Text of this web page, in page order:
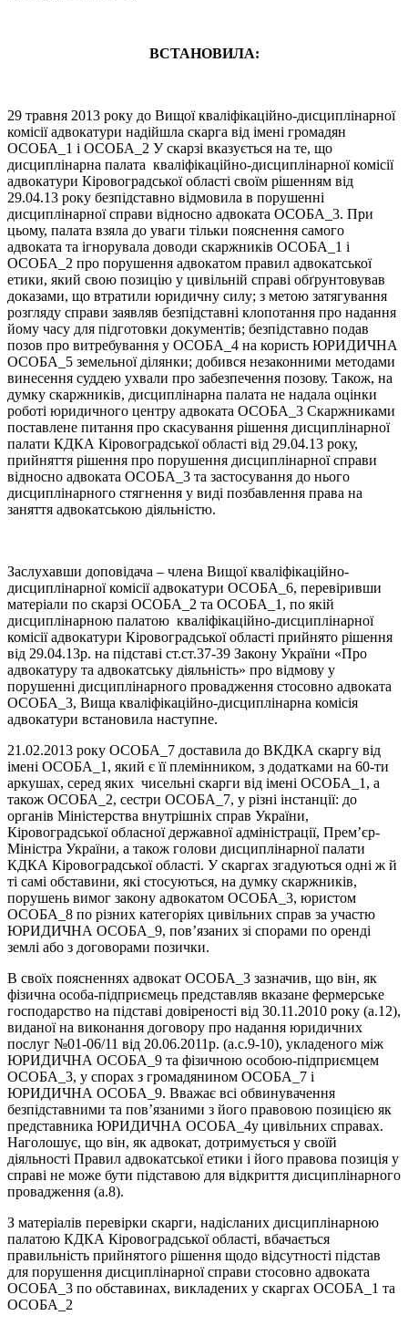
ВСТАНОВИЛА:
29 травня 2013 року до Вищої кваліфікаційно-дисциплінарної
комісії адвокатури надійшла скарга від імені громадян
ОСОБА_1 і ОСОБА_2 У скарзі вказується на те, що
дисциплінарна палата кваліфікаційно-дисциплінарної комісії
адвокатури Кіровоградської області своїм рішенням від
29.04.13 року безпідставно відмовила в порушенні
дисциплінарної справи відносно адвоката ОСОБА_3. При
цьому, палата взяла до уваги тільки пояснення самого
адвоката та ігнорувала доводи скаржників ОСОБА_1 і
ОСОБА_2 про порушення адвокатом правил адвокатської
етики, який свою позицію у цивільній справі обґрунтовував
доказами, що втратили юридичну силу; з метою затягування
розгляду справи заявляв безпідставні клопотання про надання
йому часу для підготовки документів; безпідставно подав
позов про витребування у ОСОБА_4 на користь ЮРИДИЧНА
ОСОБА_5 земельної ділянки; добився незаконними методами
винесення суддею ухвали про забезпечення позову. Також, на
думку скаржників, дисциплінарна палата не надала оцінки
роботі юридичного центру адвоката ОСОБА_3 Скаржниками
поставлене питання про скасування рішення дисциплінарної
палати КДКА Кіровоградської області від 29.04.13 року,
прийняття рішення про порушення дисциплінарної справи
відносно адвоката ОСОБА_3 та застосування до нього
дисциплінарного стягнення у виді позбавлення права на
заняття адвокатською діяльністю.
Заслухавши доповідача – члена Вищої кваліфікаційно-
дисциплінарної комісії адвокатури ОСОБА_6, перевіривши
матеріали по скарзі ОСОБА_2 та ОСОБА_1, по якій
дисциплінарною палатою кваліфікаційно-дисциплінарної
комісії адвокатури Кіровоградської області прийнято рішення
від 29.04.13р. на підставі ст.ст.37-39 Закону України «Про
адвокатуру та адвокатську діяльність» про відмову у
порушенні дисциплінарного провадження стосовно адвоката
ОСОБА_3, Вища кваліфікаційно-дисциплінарна комісія
адвокатури встановила наступне.
21.02.2013 року ОСОБА_7 доставила до ВКДКА скаргу від
імені ОСОБА_1, який є її племінником, з додатками на 60-ти
аркушах, серед яких чисельні скарги від імені ОСОБА_1, а
також ОСОБА_2, сестри ОСОБА_7, у різні інстанції: до
органів Міністерства внутрішніх справ України,
Кіровоградської обласної державної адміністрації, Прем’єр-
Міністра України, а також голови дисциплінарної палати
КДКА Кіровоградської області. У скаргах згадуються одні ж й
ті самі обставини, які стосуються, на думку скаржників,
порушень вимог закону адвокатом ОСОБА_3, юристом
ОСОБА_8 по різних категоріях цивільних справ за участю
ЮРИДИЧНА ОСОБА_9, пов’язаних зі спорами по оренді
землі або з договорами позички.
В своїх поясненнях адвокат ОСОБА_3 зазначив, що він, як
фізична особа-підприємець представляв вказане фермерське
господарство на підставі довіреності від 30.11.2010 року (а.12),
виданої на виконання договору про надання юридичних
послуг №01-06/11 від 20.06.2011р. (а.с.9-10), укладеного між
ЮРИДИЧНА ОСОБА_9 та фізичною особою-підприємцем
ОСОБА_3, у спорах з громадянином ОСОБА_7 і
ЮРИДИЧНА ОСОБА_9. Вважає всі обвинувачення
безпідставними та пов’язаними з його правовою позицією як
представника ЮРИДИЧНА ОСОБА_4у цивільних справах.
Наголошує, що він, як адвокат, дотримується у своїй
діяльності Правил адвокатської етики і його правова позиція у
справі не може бути підставою для відкриття дисциплінарного
провадження (а.8).
З матеріалів перевірки скарги, надісланих дисциплінарною
палатою КДКА Кіровоградської області, вбачається
правильність прийнятого рішення щодо відсутності підстав
для порушення дисциплінарної справи стосовно адвоката
ОСОБА_3 по обставинах, викладених у скаргах ОСОБА_1 та
ОСОБА_2